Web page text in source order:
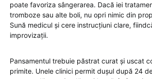
poate favoriza sângerarea. Dacă iei
tromboze sau alte boli, nu opri nimic din
Sună medicul și cere instrucțiuni clare,
improvizații.
Pansamentul trebuie păstrat curat și uscat
primite. Unele clinici permit dușul după 24